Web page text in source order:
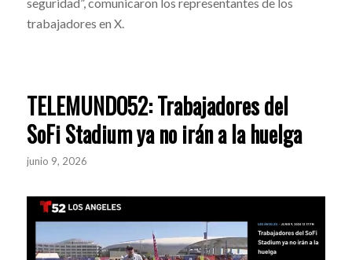
seguridad”, comunicaron los representantes de los
trabajadores en X.
TELEMUNDO52: Trabajadores del
SoFi Stadium ya no irán a la huelga
junio 9, 2026